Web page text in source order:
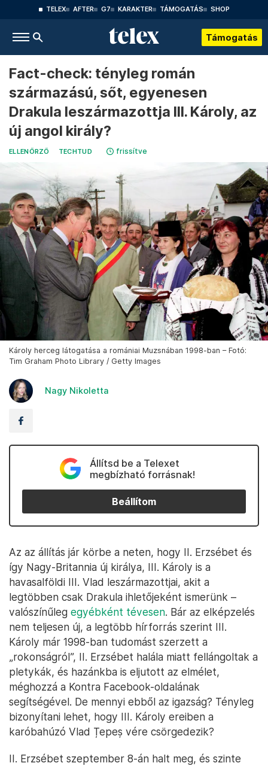
TELEX AFTER G7 KARAKTER TÁMOGATÁS SHOP
Támogatás
Fact-check: tényleg román
származású, sőt, egyenesen
Drakula leszármazottja III. Károly, az
új angol király?
ELLENŐRZŐ TECHTUD frissítve
Károly herceg látogatása a romániai Muzsnában 1998-ban – Fotó:
Tim Graham Photo Library / Getty Images
Nagy Nikoletta
Állítsd be a Telexet
megbízható forrásnak!
Beállítom
Az az állítás jár körbe a neten, hogy II. Erzsébet és
így Nagy-Britannia új királya, III. Károly is a
havasalföldi III. Vlad leszármazottjai, akit a
legtöbben csak Drakula ihletőjeként ismerünk –
valószínűleg egyébként tévesen. Bár az elképzelés
nem teljesen új, a legtöbb hírforrás szerint III.
Károly már 1998-ban tudomást szerzett a
„rokonságról”, II. Erzsébet halála miatt fellángoltak a
pletykák, és hazánkba is eljutott az elmélet,
méghozzá a Kontra Facebook-oldalának
segítségével. De mennyi ebből az igazság? Tényleg
bizonyítani lehet, hogy III. Károly ereiben a
karóbahúzó Vlad Țepeș vére csörgedezik?
II. Erzsébet szeptember 8-án halt meg, és szinte